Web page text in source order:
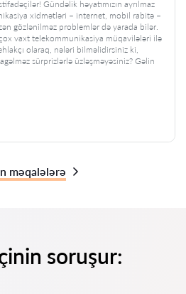
Gündəlik həyatımızın ayrılmaz
xidmətləri – internet, mobil rabitə –
gözlənilməz problemlər də yarada bilər.
vaxt telekommunikasiya müqavilələri ilə
olaraq, nələri bilməlidirsiniz ki,
sürprizlərlə üzləşməyəsiniz? Gəlin
məqalələrə
soruşur: